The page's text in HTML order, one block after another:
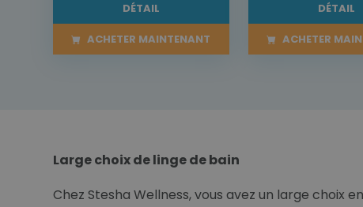
DÉTAIL
ACHETER MAINTENANT
DÉTAIL
ACHETER
Large choix de linge de bain
Chez Stesha Wellness, vous avez un large choix